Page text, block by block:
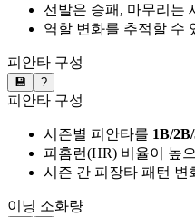
선발은 승패, 마무리는
역할 변화를 추적할 수
피안타 구성
💾 ?
피안타 구성
시즌별 피안타를 1B/
피홈런(HR) 비율이 높
시즌 간 피장타 패턴 변
이닝 소화량